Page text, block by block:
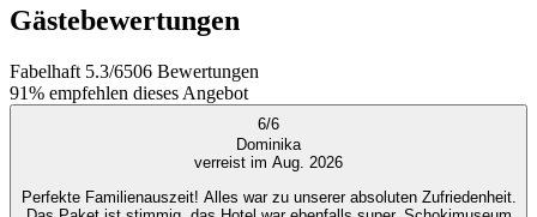
Gästebewertungen
Fabelhaft 5.3/6506 Bewertungen
91% empfehlen dieses Angebot
6/6
Dominika
verreist im Aug. 2026
Perfekte Familienauszeit! Alles war zu unserer absoluten Zufriedenheit.